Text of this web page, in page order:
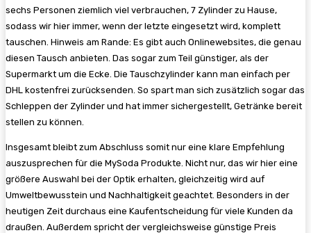
sechs Personen ziemlich viel verbrauchen, 7 Zylinder zu Hause,
sodass wir hier immer, wenn der letzte eingesetzt wird, komplett
tauschen. Hinweis am Rande: Es gibt auch Onlinewebsites, die genau
diesen Tausch anbieten. Das sogar zum Teil günstiger, als der
Supermarkt um die Ecke. Die Tauschzylinder kann man einfach per
DHL kostenfrei zurücksenden. So spart man sich zusätzlich sogar das
Schleppen der Zylinder und hat immer sichergestellt, Getränke bereit
stellen zu können.
Insgesamt bleibt zum Abschluss somit nur eine klare Empfehlung
auszusprechen für die MySoda Produkte. Nicht nur, das wir hier eine
größere Auswahl bei der Optik erhalten, gleichzeitig wird auf
Umweltbewusstein und Nachhaltigkeit geachtet. Besonders in der
heutigen Zeit durchaus eine Kaufentscheidung für viele Kunden da
draußen. Außerdem spricht der vergleichsweise günstige Preis